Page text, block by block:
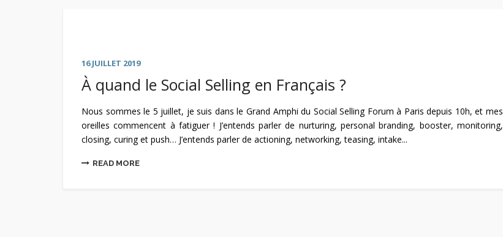
16 JUILLET 2019
À quand le Social Selling en Français ?
Nous sommes le 5 juillet, je suis dans le Grand Amphi du Social Selling Forum à Paris depuis 10h, et mes
oreilles commencent à fatiguer ! J’entends parler de nurturing, personal branding, booster, monitoring,
closing, curing et push… J’entends parler de actioning, networking, teasing, intake...
READ MORE